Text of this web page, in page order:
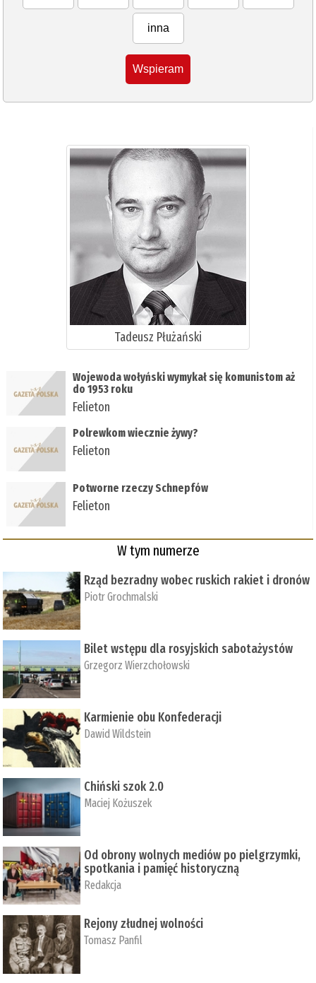
inna
Wspieram
Tadeusz Płużański
Wojewoda wołyński wymykał się komunistom aż
do 1953 roku
Felieton
Polrewkom wiecznie żywy?
Felieton
Potworne rzeczy Schnepfów
Felieton
W tym numerze
Rząd bezradny wobec ruskich rakiet i dronów
Piotr Grochmalski
Bilet wstępu dla rosyjskich sabotażystów
Grzegorz Wierzchołowski
Karmienie obu Konfederacji
Dawid Wildstein
Chiński szok 2.0
Maciej Kożuszek
Od obrony wolnych mediów po pielgrzymki,
spotkania i pamięć historyczną
Redakcja
Rejony złudnej wolności
Tomasz Panfil